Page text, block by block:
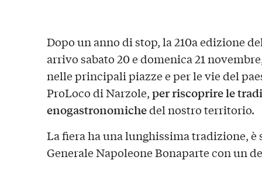
Dopo un anno di stop, la 210a edizione
arrivo sabato 20 e domenica 21
nelle principali piazze e per le vie del
ProLoco di Narzole,per riscoprire le
enogastronomichedel nostro territorio.
La fiera ha una lunghissima tradizione,
Generale Napoleone Bonaparte con un